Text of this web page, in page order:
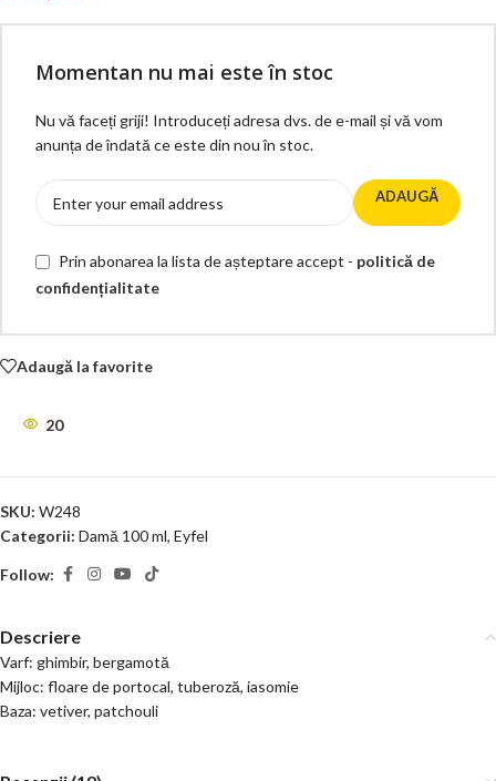
Momentan nu mai este în stoc
Nu vă faceți griji! Introduceți adresa dvs. de e-mail și vă vom
anunța de îndată ce este din nou în stoc.
ADAUGĂ
Prin abonarea la lista de așteptare accept - politică de
confidențialitate
Adaugă la favorite
20
SKU: W248
Categorii: Damă 100 ml, Eyfel
Follow:
Descriere
Varf: ghimbir, bergamotă
Mijloc: floare de portocal, tuberoză, iasomie
Baza: vetiver, patchouli